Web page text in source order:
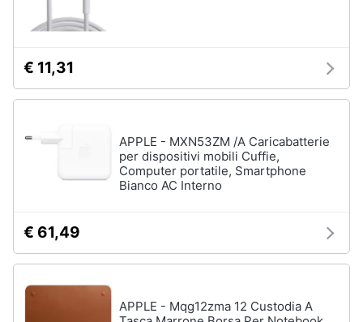
€ 11,31
APPLE - MXN53ZM /A Caricabatterie
per dispositivi mobili Cuffie,
Computer portatile, Smartphone
Bianco AC Interno
€ 61,49
APPLE - Mqg12zma 12 Custodia A